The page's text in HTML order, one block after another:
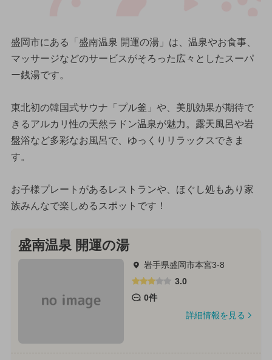
盛岡市にある「盛南温泉 開運の湯」は、温泉やお食事、
マッサージなどのサービスがそろった広々としたスーパ
ー銭湯です。
東北初の韓国式サウナ「プル釜」や、美肌効果が期待で
きるアルカリ性の天然ラドン温泉が魅力。露天風呂や岩
盤浴など多彩なお風呂で、ゆっくりリラックスできま
す。
お子様プレートがあるレストランや、ほぐし処もあり家
族みんなで楽しめるスポットです！
盛南温泉 開運の湯
岩手県盛岡市本宮3-8
3.0
0件
詳細情報を見る